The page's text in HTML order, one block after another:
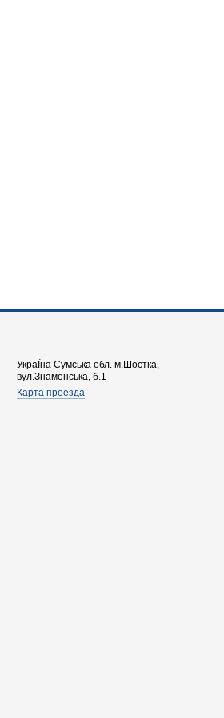
УкраЇна Сумська обл. м.Шостка,
вул.Знаменська, б.1
Карта проезда